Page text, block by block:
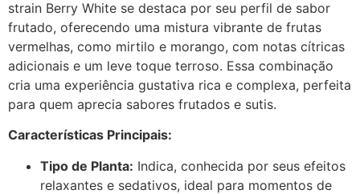
strain Berry White se destaca por seu perfil de sabor
frutado, oferecendo uma mistura vibrante de frutas
vermelhas, como mirtilo e morango, com notas cítricas
adicionais e um leve toque terroso. Essa combinação
cria uma experiência gustativa rica e complexa, perfeita
para quem aprecia sabores frutados e sutis.
Características Principais:
Tipo de Planta: Indica, conhecida por seus efeitos
relaxantes e sedativos, ideal para momentos de